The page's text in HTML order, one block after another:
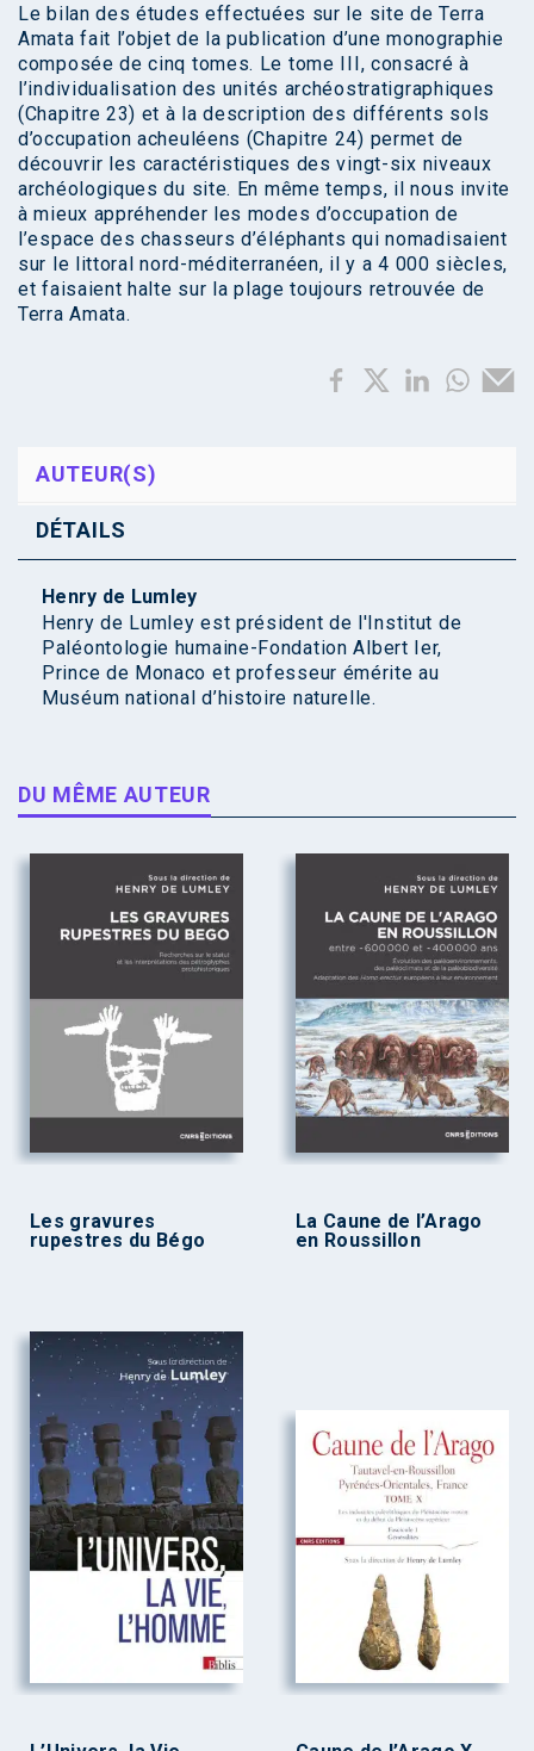
Le bilan des études effectuées sur le site de Terra
Amata fait l’objet de la publication d’une monographie
composée de cinq tomes. Le tome III, consacré à
l’individualisation des unités archéostratigraphiques
(Chapitre 23) et à la description des différents sols
d’occupation acheuléens (Chapitre 24) permet de
découvrir les caractéristiques des vingt-six niveaux
archéologiques du site. En même temps, il nous invite
à mieux appréhender les modes d’occupation de
l’espace des chasseurs d’éléphants qui nomadisaient
sur le littoral nord-méditerranéen, il y a 4 000 siècles,
et faisaient halte sur la plage toujours retrouvée de
Terra Amata.
AUTEUR(S)
DÉTAILS
Henry de Lumley
Henry de Lumley est président de l'Institut de
Paléontologie humaine-Fondation Albert Ier,
Prince de Monaco et professeur émérite au
Muséum national d’histoire naturelle.
DU MÊME AUTEUR
Les gravures
rupestres du Bégo
La Caune de l’Arago
en Roussillon